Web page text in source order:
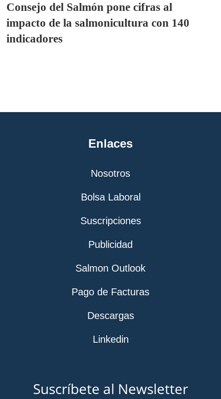
Consejo del Salmón pone cifras al
impacto de la salmonicultura con 140
indicadores
Enlaces
Nosotros
Bolsa Laboral
Suscripciones
Publicidad
Salmon Outlook
Pago de Facturas
Descargas
Linkedin
Suscríbete al Newsletter